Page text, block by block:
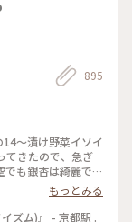
895
14〜漬け野菜イソイ
ンチプレートと季
もっとみる
』 - 京都駅 .